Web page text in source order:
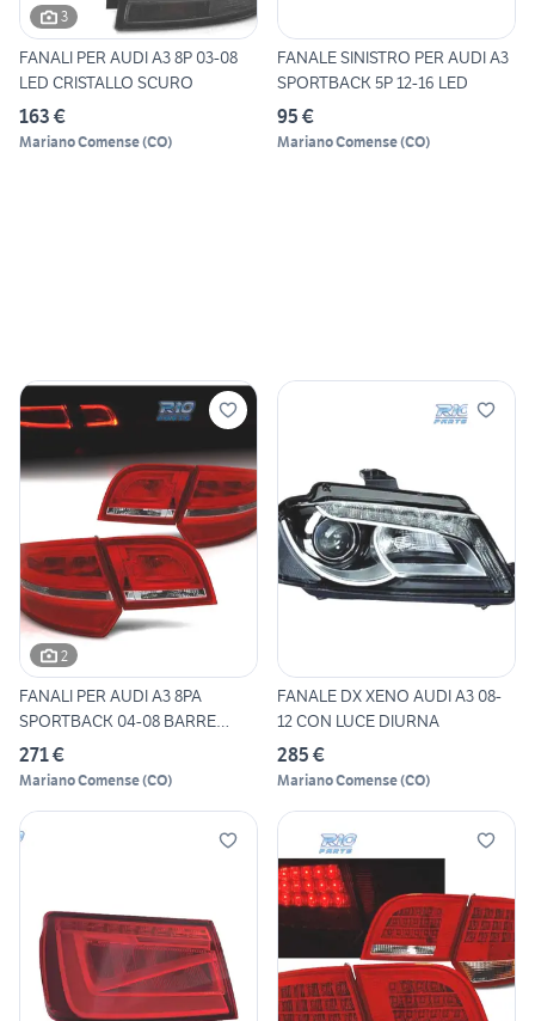
3
FANALI PER AUDI A3 8P 03-08
LED CRISTALLO SCURO
163 €
Mariano Comense(CO)
FANALE SINISTRO PER AUDI A3
SPORTBACK 5P 12-16 LED
95 €
Mariano Comense(CO)
2
FANALI PER AUDI A3 8PA
SPORTBACK 04-08 BARRE
LUMIN
271 €
Mariano Comense(CO)
FANALE DX XENO AUDI A3 08-
12 CON LUCE DIURNA
285 €
Mariano Comense(CO)